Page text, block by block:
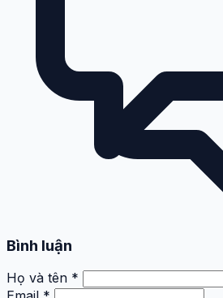
Bình luận
Họ và tên *